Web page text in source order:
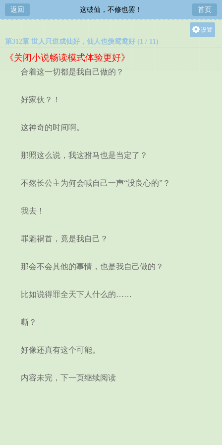
返回 这破仙，不修也罢！ 首页
设置
第312章 世人只道成仙好，仙人也羡鸳鸯好 (1 / 11)
《关闭小说畅读模式体验更好》
合着这一切都是我自己做的？
好家伙？！
这神奇的时间啊。
那照这么说，我这驸马也是当定了？
不然长公主为何会喊自己一声“没良心的”？
我去！
罪魁祸首，竟是我自己？
那会不会其他的事情，也是我自己做的？
比如说得罪全天下人什么的……
嘶？
好像还真有这个可能。
内容未完，下一页继续阅读